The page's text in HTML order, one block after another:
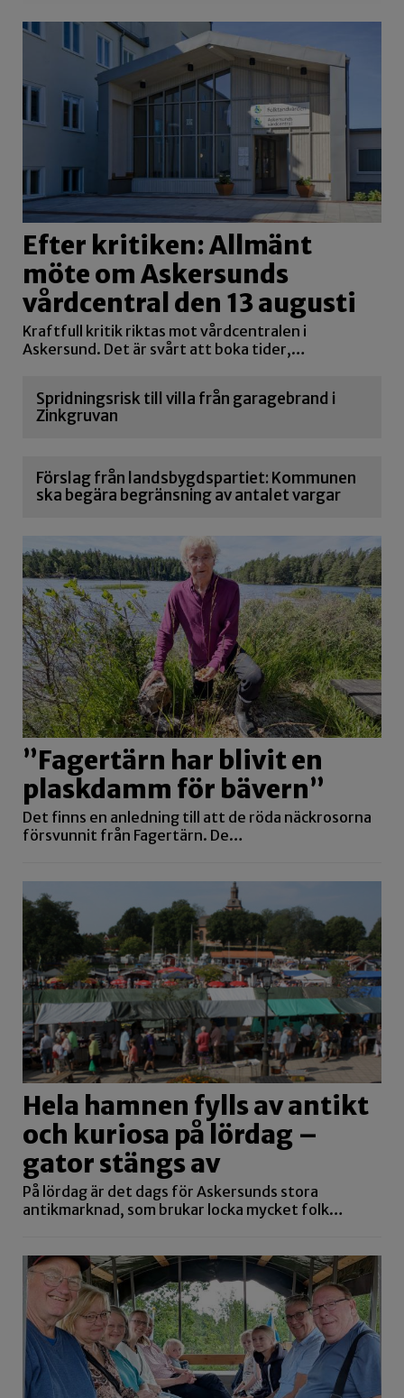
Efter kritiken: Allmänt
möte om Askersunds
vårdcentral den 13 augusti
Kraftfull kritik riktas mot vårdcentralen i
Askersund. Det är svårt att boka tider,…
Spridningsrisk till villa från garagebrand i
Zinkgruvan
Förslag från landsbygdspartiet: Kommunen
ska begära begränsning av antalet vargar
”Fagertärn har blivit en
plaskdamm för bävern”
Det finns en anledning till att de röda näckrosorna
försvunnit från Fagertärn. De…
Hela hamnen fylls av antikt
och kuriosa på lördag –
gator stängs av
På lördag är det dags för Askersunds stora
antikmarknad, som brukar locka mycket folk…